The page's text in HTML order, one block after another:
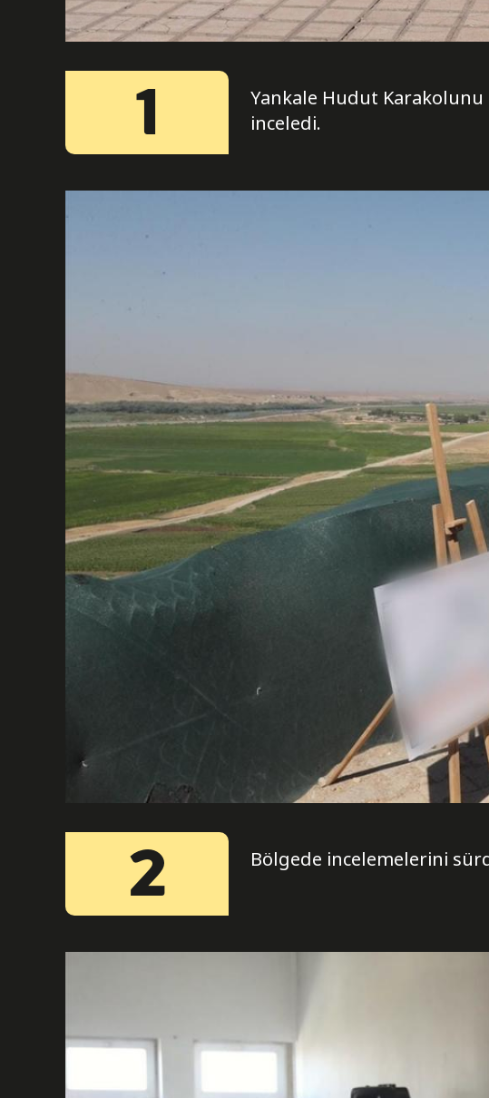
1
Yankale Hudut Karakolunu
inceledi.
2 Bölgede incelemelerini